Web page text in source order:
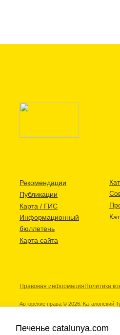
Рекомендации
Публикации
Карта / ГИС
Информационный
бюллетень
Карта сайта
Правовая информация Политика
Авторские права © 2026. Каталонский
Печенье catalunya.com